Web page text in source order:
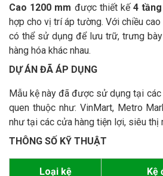
Cao 1200 mm được thiết kế4 tầng
hợp cho vị trí áp tường. Với chiều
có thể sử dụng để lưu trữ, trưng
hàng hóa khác nhau.
DỰ ÁN ĐÃ ÁP DỤNG
Mẫu kệ này đã được sử dụng tại
quen thuộc như: VinMart, Metro
như tại các cửa hàng tiện lợi, siêu thị
THÔNG SỐ KỸ THUẬT
Loại kệ Kệ